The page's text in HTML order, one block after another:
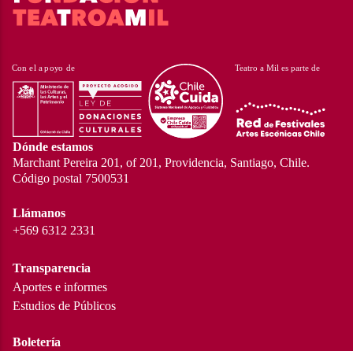
Dónde estamos
Marchant Pereira 201, of 201, Providencia, Santiago, Chile.
Código postal 7500531
Llámanos
+569 6312 2331
Transparencia
Aportes e informes
Estudios de Públicos
Boletería